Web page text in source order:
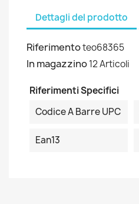
Dettagli del prodotto
Riferimentoteo68365
In magazzino12 Articoli
Riferimenti Specifici
Codice A Barre UPC
Ean13